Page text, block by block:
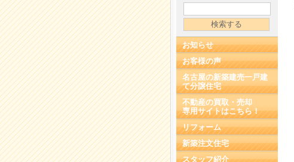
お知らせ
お客様の声
名古屋の新築建売一戸建
て分譲住宅
不動産の買取・売却
専用サイトはこちら！
リフォーム
新築注文住宅
スタッフ紹介